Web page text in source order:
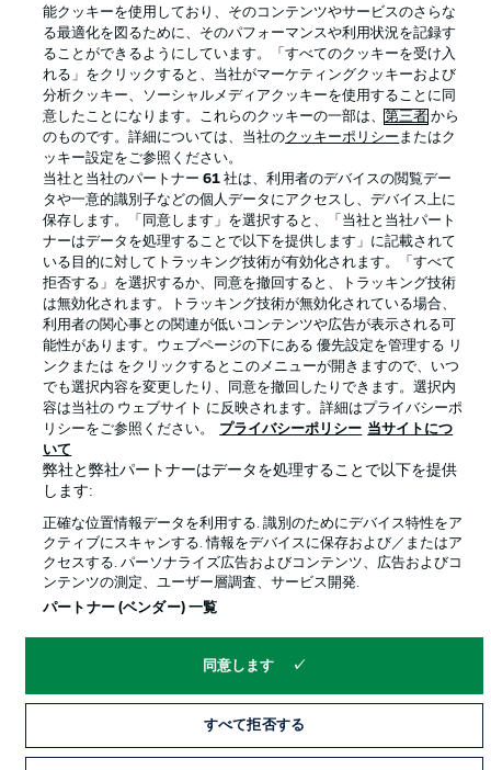
プライバシー・ポリシー 優先設定を管理する
利用条件 放送局
求人 選手
当サイトについて
言語をお選びください
日本語
能クッキーを使用しており、そのコンテンツやサービスのさらな
る最適化を図るために、そのパフォーマンスや利用状況を記録す
ることができるようにしています。「すべてのクッキーを受け入
れる」をクリックすると、当社がマーケティングクッキーおよび
分析クッキー、ソーシャルメディアクッキーを使用することに同
意したことになります。これらのクッキーの一部は、第三者 から
のものです。詳細については、当社のクッキーポリシー またはク
ッキー設定をご参照ください。
当社と当社のパートナー61 社は、利用者のデバイスの閲覧デー
タや一意的識別子などの個人データにアクセスし、デバイス上に
保存します。「同意します」を選択すると、「当社と当社パート
ナーはデータを処理することで以下を提供します」に記載されて
いる目的に対してトラッキング技術が有効化されます。「すべて
拒否する」を選択するか、同意を撤回すると、トラッキング技術
は無効化されます。トラッキング技術が無効化されている場合、
利用者の関心事との関連が低いコンテンツや広告が表示される可
能性があります。ウェブページの下にある 優先設定を管理する リ
ンクまたは をクリックするとこのメニューが開きますので、いつ
でも選択内容を変更したり、同意を撤回したりできます。選択内
容は当社の ウェブサイト に反映されます。詳細はプライバシーポ
リシーをご参照ください。
プライバシーポリシー 当サイトにつ
いて
弊社と弊社パートナーはデータを処理することで以下を提供
します:
正確な位置情報データを利用する. 識別のためにデバイス特性をア
クティブにスキャンする. 情報をデバイスに保存および／またはア
クセスする. パーソナライズ広告およびコンテンツ、広告およびコ
ンテンツの測定、ユーザー層調査、サービス開発.
パートナー (ベンダー) 一覧
同意します
すべて拒否する